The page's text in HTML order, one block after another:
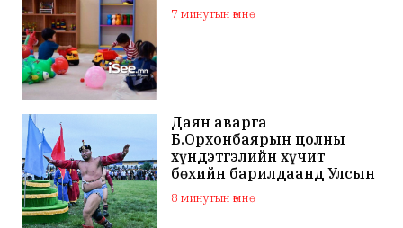
7 минутын өмнө
Даян аварга
Б.Орхонбаярын цолны
хүндэтгэлийн хүчит
бөхийн барилдаанд Улсын
арслан Ц.Бямба-Отгон
түрүүллээ
8 минутын өмнө